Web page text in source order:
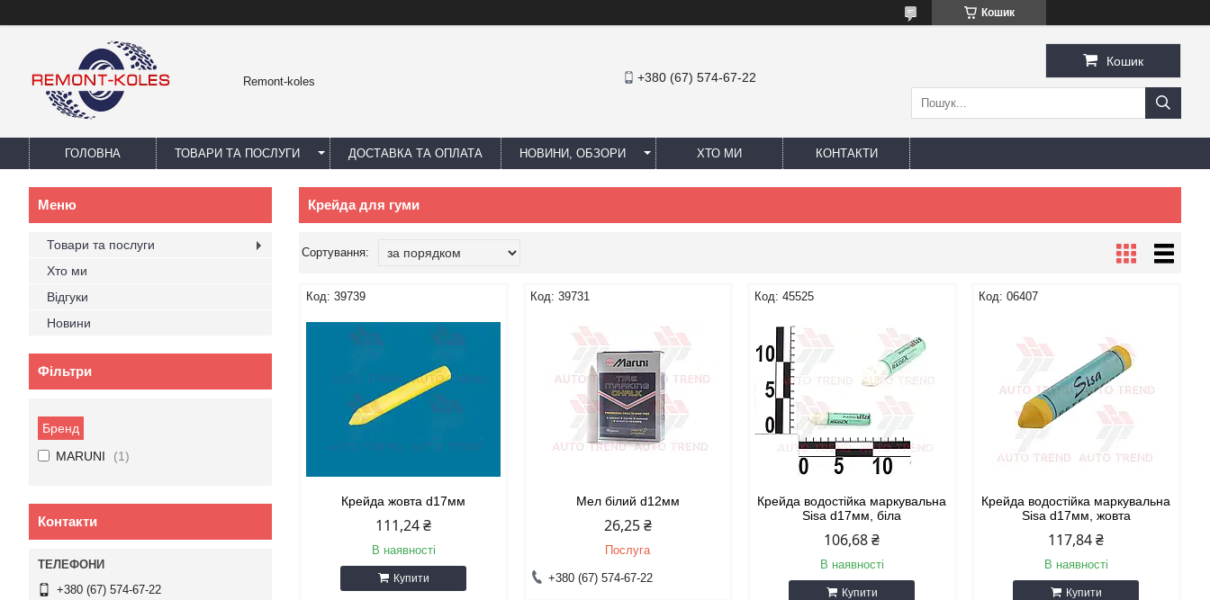
Кошик
Remont-koles +380 (67) 574-67-22
Кошик
ГОЛОВНА ТОВАРИ ТА ПОСЛУГИ ДОСТАВКА ТА ОПЛАТА НОВИНИ, ОБЗОРИ ХТО МИ КОНТАКТИ
Крейда для гуми
39739
Крейда жовта d17мм
111,24 ₴
В наявності
Купити
39731
Мел білий d12мм
26,25 ₴
Послуга
+380 (67) 574-67-22
45525
Крейда водостійка маркувальна
Sisa d17мм, біла
106,68 ₴
В наявності
Купити
06407
Крейда водостійка маркувальна
Sisa d17мм, жовта
117,84 ₴
В наявності
Купити
Товари та послуги
Хто ми
Відгуки
Новини
Фільтри
Бренд
MARUNI
1
Контакти
+380 (67) 574-67-22